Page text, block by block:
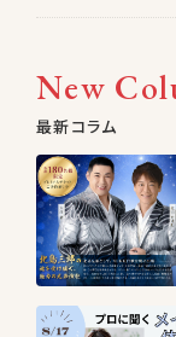
New
最新コラム